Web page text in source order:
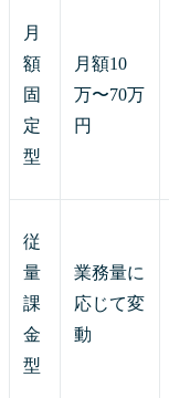
月
額
固
定
型
月額10
万〜70万
円
従
量
課
金
型
業務量に
応じて変
動